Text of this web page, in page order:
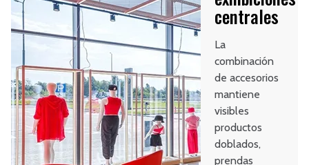
centrales
La
combinación
de accesorios
mantiene
visibles
productos
doblados,
prendas